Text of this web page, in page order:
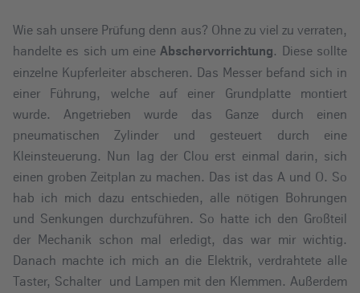
Wie sah unsere Prüfung denn aus? Ohne zu viel zu verraten,
handelte es sich um eineAbschervorrichtung. Diese sollte
einzelne Kupferleiter abscheren. Das Messer befand sich in
einer Führung, welche auf einer Grundplatte montiert
wurde. Angetrieben wurde das Ganze durch einen
pneumatischen Zylinder und gesteuert durch eine
Kleinsteuerung. Nun lag der Clou erst einmal darin, sich
einen groben Zeitplan zu machen. Das ist das A und O. So
hab ich mich dazu entschieden, alle nötigen Bohrungen
und Senkungen durchzuführen. So hatte ich den Großteil
der Mechanik schon mal erledigt, das war mir wichtig.
Danach machte ich mich an die Elektrik, verdrahtete alle
Taster, Schalter und Lampen mit den Klemmen. Außerdem